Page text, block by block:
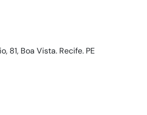
81, Boa Vista. Recife. PE